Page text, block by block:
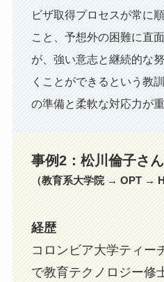
ビザ取得プロセスが常に
こと、予想外の困難に直
が、強い意志と継続的な
くことができるという教
の準備と柔軟な対応力が重
事例2：松川倫子さ
（教育系大学院 → OPT →
経歴
コロンビア大学ティー
で教育テクノロジー修